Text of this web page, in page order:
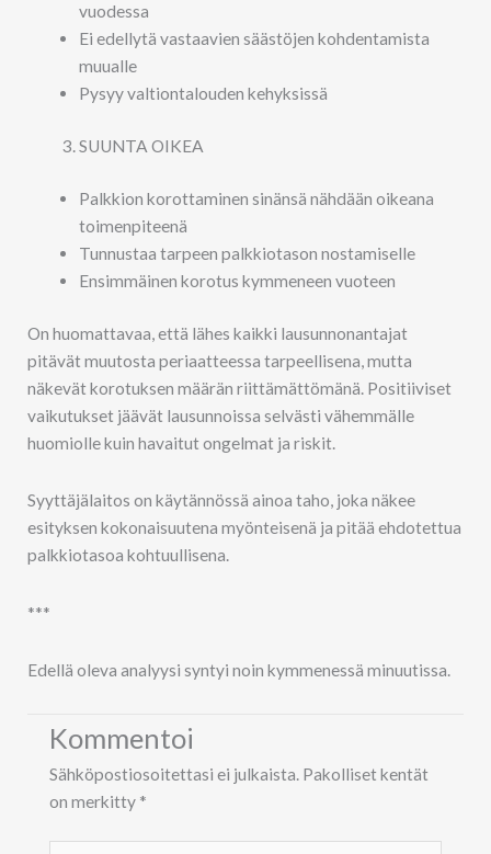
vuodessa
Ei edellytä vastaavien säästöjen kohdentamista
muualle
Pysyy valtiontalouden kehyksissä
SUUNTA OIKEA
Palkkion korottaminen sinänsä nähdään oikeana
toimenpiteenä
Tunnustaa tarpeen palkkiotason nostamiselle
Ensimmäinen korotus kymmeneen vuoteen
On huomattavaa, että lähes kaikki lausunnonantajat
pitävät muutosta periaatteessa tarpeellisena, mutta
näkevät korotuksen määrän riittämättömänä. Positiiviset
vaikutukset jäävät lausunnoissa selvästi vähemmälle
huomiolle kuin havaitut ongelmat ja riskit.
Syyttäjälaitos on käytännössä ainoa taho, joka näkee
esityksen kokonaisuutena myönteisenä ja pitää ehdotettua
palkkiotasoa kohtuullisena.
***
Edellä oleva analyysi syntyi noin kymmenessä minuutissa.
Kommentoi
Sähköpostiosoitettasi ei julkaista. Pakolliset kentät
on merkitty *